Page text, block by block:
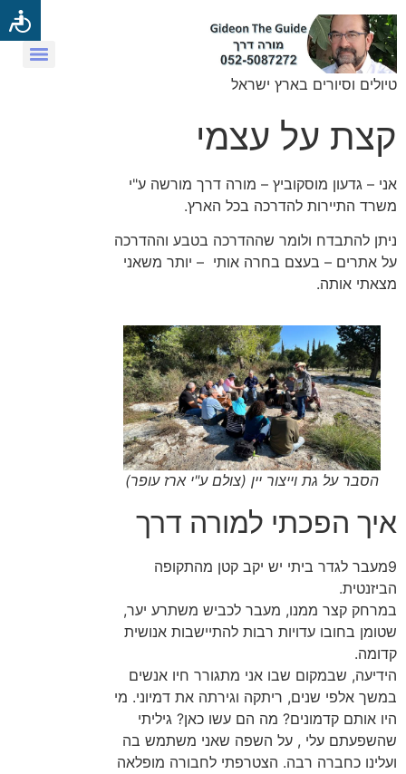
טיולים וסיורים בארץ ישראל
קצת על עצמי
אני – גדעון מוסקוביץ – מורה דרך מורשה ע"י
משרד התיירות להדרכה בכל הארץ.
ניתן להתבדח ולומר שההדרכה בטבע וההדרכה
על אתרים – בעצם בחרה אותי – יותר משאני
מצאתי אותה.
הסבר על גת וייצור יין (צולם ע"י ארז עופר)
איך הפכתי למורה דרך
9מעבר לגדר ביתי יש יקב קטן מהתקופה
הביזנטית.
במרחק קצר ממנו, מעבר לכביש משתרע יער,
שטומן בחובו עדויות רבות להתיישבות אנושית
קדומה.
הידיעה, שבמקום שבו אני מתגורר חיו אנשים
במשך אלפי שנים, ריתקה וגירתה את דמיוני. מי
היו אותם קדמונים? מה הם עשו כאן? גיליתי
שהשפעתם עלי , על השפה שאני משתמש בה
ועלינו כחברה רבה. הצטרפתי לחבורה מופלאה